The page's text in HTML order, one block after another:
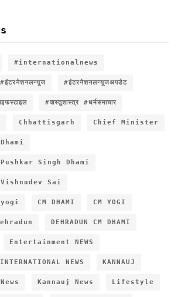
#internationalnews
#इंटरनेशनलन्यूज #इंटरनेशनलन्यूजअपडेट
#वास्तुशास्त्र #धर्मसमाचार
Chhattisgarh Chief Minister
Singh Dhami
Sai
CM DHAMI CM YOGI
DEHRADUN CM DHAMI
Entertainment NEWS
INTERNATIONAL NEWS KANNAUJ
Kannauj News Lifestyle